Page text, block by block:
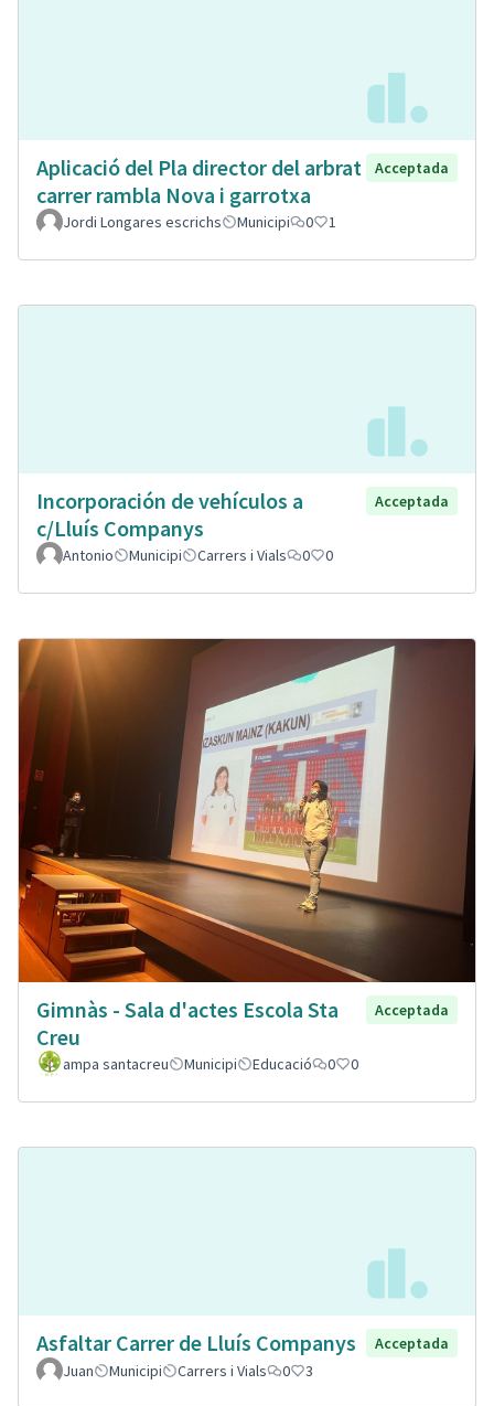
Aplicació del Pla director del arbrat
carrer rambla Nova i garrotxa
Acceptada
Jordi Longares escrichs Municipi 0 1
Incorporación de vehículos a
c/Lluís Companys
Acceptada
Antonio Municipi Carrers i Vials 0 0
Gimnàs - Sala d'actes Escola Sta
Creu
Acceptada
ampa santacreu Municipi Educació 0 0
Asfaltar Carrer de Lluís Companys
Acceptada
Juan
Municipi Carrers i Vials 0 3